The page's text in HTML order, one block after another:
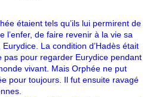
étaient tels qu’ils lui permirent de
l’enfer, de faire revenir à la vie sa
La condition d’Hadès était
pas pour regarder Eurydice pendant
vivant. Mais Orphée ne put
pour toujours. Il fut ensuite ravagé